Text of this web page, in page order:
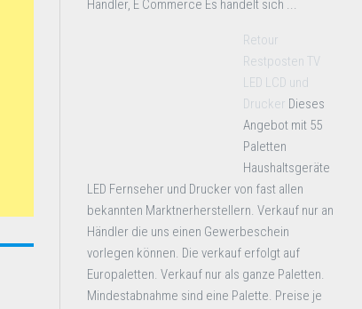
Händler, E Commerce Es handelt sich ...
Retour
Restposten TV
LED LCD und
Drucker Dieses
Angebot mit 55
Paletten
Haushaltsgeräte
LED Fernseher und Drucker von fast allen
bekannten Marktnerherstellern. Verkauf nur an
Händler die uns einen Gewerbeschein
vorlegen können. Die verkauf erfolgt auf
Europaletten. Verkauf nur als ganze Paletten.
Mindestabnahme sind eine Palette. Preise je